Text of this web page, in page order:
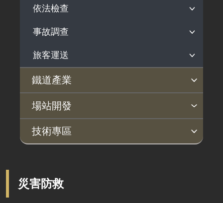
依法檢查
定期檢查
不定期檢查
事故調查
事故調查說明
近三年調查報告
歷年調查報告
旅客運送
運送法規
營運訊息
鐵道產業
產業政策
鐵道科技產業政策
軌道產業推動會報
行動方案
選定國產化關鍵項目
檢測驗證制度推動
鐵道技術研究及驗證中心
產業發展補助
鐵道產業發展補助作業規定
補助計畫核定清單
鐵道指定產品專區
法規依據
指定產品公告
申請須知及表單下載
場站開發
高鐵計畫
機捷計畫
償債計畫
招商投資
相關法規
技術專區
土建工程概述
系統機電概述
PAS 2080 打造低碳韌性鐵道
交通部部頒規範
現地實務交流
災害防救